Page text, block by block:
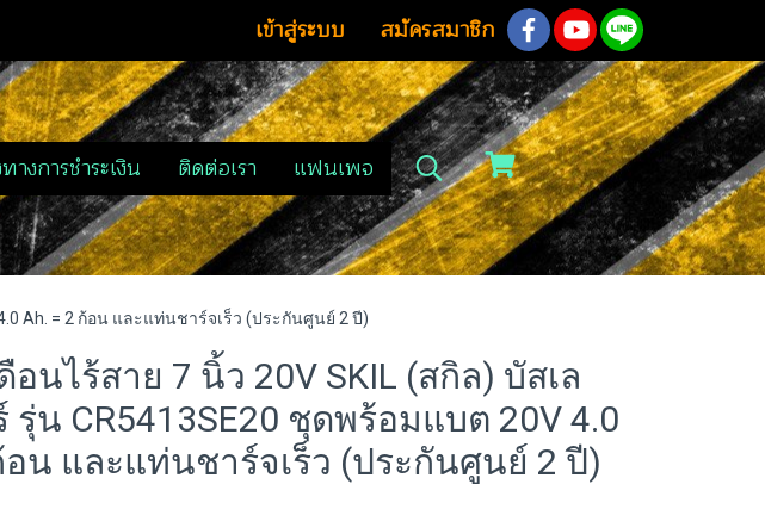
เข้าสู่ระบบ สมัครสมาชิก
างการชำระเงิน ติดต่อเรา แฟนเพจ
Ah. = 2 ก้อน และแท่นชาร์จเร็ว (ประกันศูนย์ 2 ปี)
อนไร้สาย 7 นิ้ว 20V SKIL (สกิล) บัสเล
รุ่น CR5413SE20 ชุดพร้อมแบต 20V 4.0
อน และแท่นชาร์จเร็ว (ประกันศูนย์ 2 ปี)